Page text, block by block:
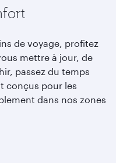
de voyage, profitez
mettre à jour, de
passez du temps
conçus pour les
dans nos zones